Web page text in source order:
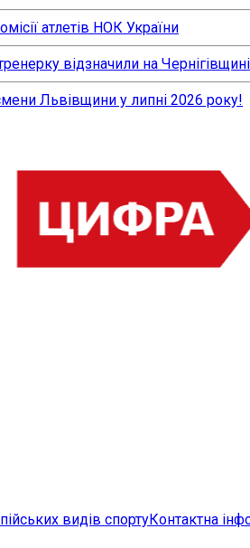
атлетів НОК України
відзначили на Чернігівщині
Львівщини у липні 2026 року!
видів спортуКонтактна